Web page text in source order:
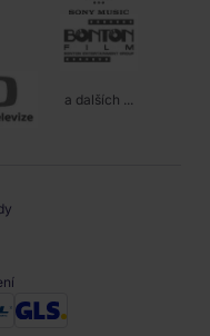
a dalších ...